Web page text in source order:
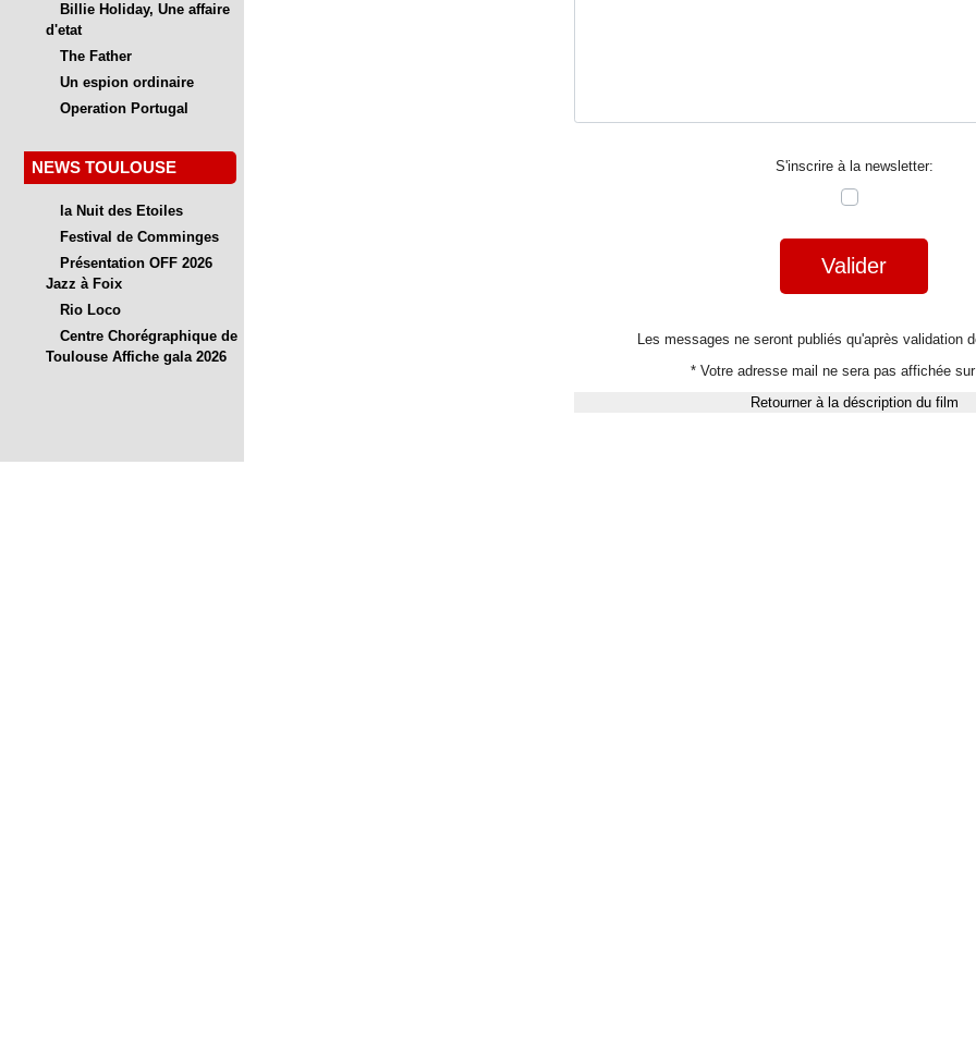
Billie Holiday, Une affaire
d'etat
The Father
Un espion ordinaire
Operation Portugal
NEWS TOULOUSE
la Nuit des Etoiles
Festival de Comminges
Présentation OFF 2026
Jazz à Foix
Rio Loco
Centre Chorégraphique de
Toulouse Affiche gala 2026
S'inscrire à la newsletter:
Valider
Les messages ne seront publiés qu'après validation
* Votre adresse mail ne sera pas affichée
Retourner à la déscription du film